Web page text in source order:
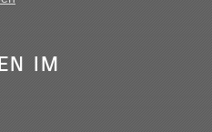
sagen dass das privat ist
So lange das nicht
im